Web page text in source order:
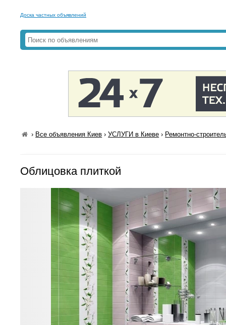
Доска частных объявлений
› Все объявления Киев ›УСЛУГИ в Киеве › Ремонтно-
Облицовка плиткой